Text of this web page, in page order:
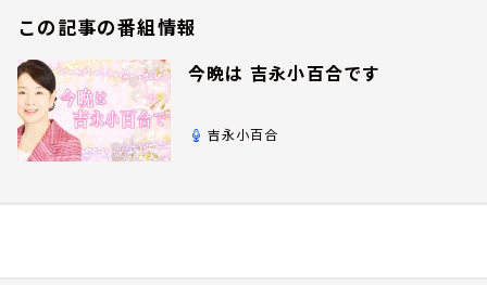
この記事の番組情報
今晩は 吉永小百合です
吉永小百合